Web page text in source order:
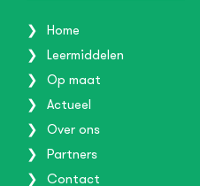
Home
Leermiddelen
Op maat
Actueel
Over ons
Partners
Contact